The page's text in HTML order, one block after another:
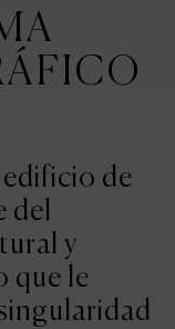
de
del
y
que le